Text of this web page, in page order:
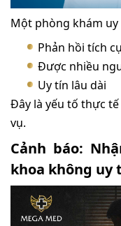
Một phòng khám
Phản hồi tích
Được nhiều
Uy tín lâu dài
Đây là yếu tố thực
vụ.
Cảnh báo:
khoa không uy